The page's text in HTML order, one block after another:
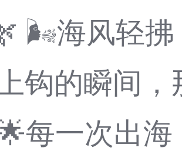
🌬️海风轻拂
钩的瞬间，
每一次出海